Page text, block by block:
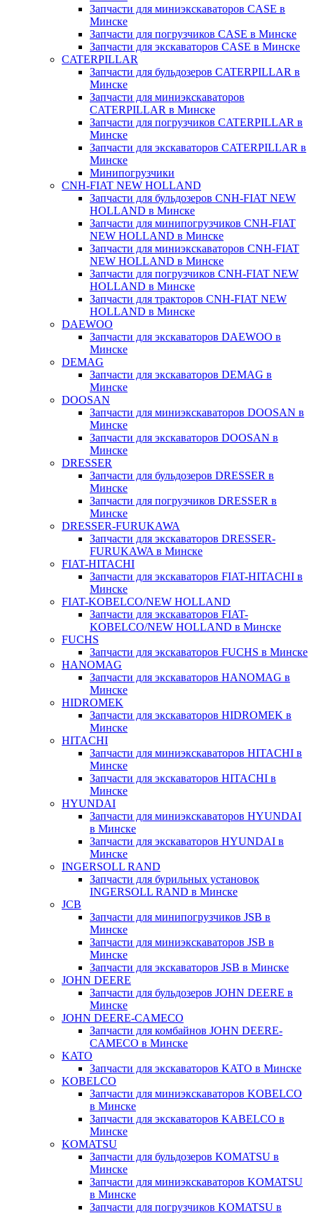
Запчасти для миниэкскаваторов CASE в
Минске
Запчасти для погрузчиков CASE в Минске
Запчасти для экскаваторов CASE в Минске
CATERPILLAR
Запчасти для бульдозеров CATERPILLAR в
Минске
Запчасти для миниэкскаваторов
CATERPILLAR в Минске
Запчасти для погрузчиков CATERPILLAR в
Минске
Запчасти для экскаваторов CATERPILLAR в
Минскe
Минипогрузчики
CNH-FIAT NEW HOLLAND
Запчасти для бульдозеров CNH-FIAT NEW
HOLLAND в Минске
Запчасти для минипогрузчиков CNH-FIAT
NEW HOLLAND в Минске
Запчасти для миниэкскаваторов CNH-FIAT
NEW HOLLAND в Минске
Запчасти для погрузчиков CNH-FIAT NEW
HOLLAND в Минске
Запчасти для тракторов CNH-FIAT NEW
HOLLAND в Минске
DAEWOO
Запчасти для экскаваторов DAEWOO в
Минске
DEMAG
Запчасти для экскаваторов DEMAG в
Минске
DOOSAN
Запчасти для миниэкскаваторов DOOSAN в
Минске
Запчасти для экскаваторов DOOSAN в
Минске
DRESSER
Запчасти для бульдозеров DRESSER в
Минске
Запчасти для погрузчиков DRESSER в
Минске
DRESSER-FURUKAWA
Запчасти для экскаваторов DRESSER-
FURUKAWA в Минске
FIAT-HITACHI
Запчасти для экскаваторов FIAT-HITACHI в
Минске
FIAT-KOBELCO/NEW HOLLAND
Запчасти для экскаваторов FIAT-
KOBELCO/NEW HOLLAND в Минске
FUCHS
Запчасти для экскаваторов FUCHS в Минске
HANOMAG
Запчасти для экскаваторов HANOMAG в
Минске
HIDROMEK
Запчасти для экскаваторов HIDROMEK в
Минске
HITACHI
Запчасти для миниэкскаваторов HITACHI в
Минске
Запчасти для экскаваторов HITACHI в
Минске
HYUNDAI
Запчасти для миниэкскаваторов HYUNDAI
в Минске
Запчасти для экскаваторов HYUNDAI в
Минске
INGERSOLL RAND
Запчасти для бурильных установок
INGERSOLL RAND в Минске
JCB
Запчасти для минипогрузчиков JSB в
Минске
Запчасти для миниэкскаваторов JSB в
Минске
Запчасти для экскаваторов JSB в Минске
JOHN DEERE
Запчасти для бульдозеров JOHN DEERE в
Минске
JOHN DEERE-CAMECO
Запчасти для комбайнов JOHN DEERE-
CAMECO в Минске
KATO
Запчасти для экскаваторов KATO в Минске
KOBELCO
Запчасти для миниэкскаваторов KOBELCO
в Минске
Запчасти для экскаваторов KABELCO в
Минске
KOMATSU
Запчасти для бульдозеров KOMATSU в
Минске
Запчасти для миниэкскаваторов KOMATSU
в Минске
Запчасти для погрузчиков KOMATSU в